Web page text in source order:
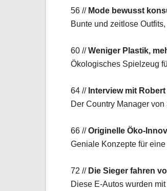
56 // Mode bewusst
Bunte und zeitlose
60 //Weniger Plastik,
Ökologisches Spielzeug
64 // Interview mit
Der Country Manager
66 //Originelle Öko-
Geniale Konzepte für
72 // Die Sieger fahren
Diese E-Autos wurden